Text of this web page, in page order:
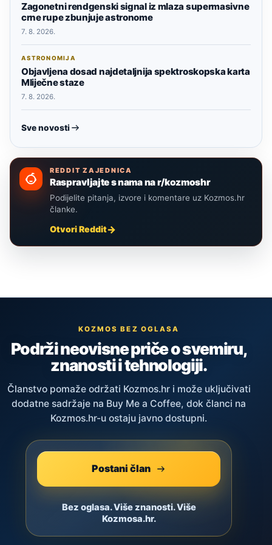
Zagonetni rendgenski signal iz mlaza supermasivne
crne rupe zbunjuje astronome
7. 8. 2026.
ASTRONOMIJA
Objavljena dosad najdetaljnija spektroskopska karta
Mliječne staze
7. 8. 2026.
Sve novosti
REDDIT ZAJEDNICA
Raspravljajte s nama na r/kozmoshr
Podijelite pitanja, izvore i komentare uz Kozmos.hr
članke.
Otvori Reddit
KOZMOS BEZ OGLASA
Podrži neovisne priče o svemiru,
znanosti i tehnologiji.
Članstvo pomaže održati Kozmos.hr i može uključivati
dodatne sadržaje na Buy Me a Coffee, dok članci na
Kozmos.hr-u ostaju javno dostupni.
Postani član
Bez oglasa. Više znanosti. Više
Kozmosa.hr.